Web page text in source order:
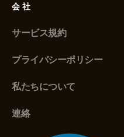
会社
サービス規約
プライバシーポリシー
私たちについて
連絡